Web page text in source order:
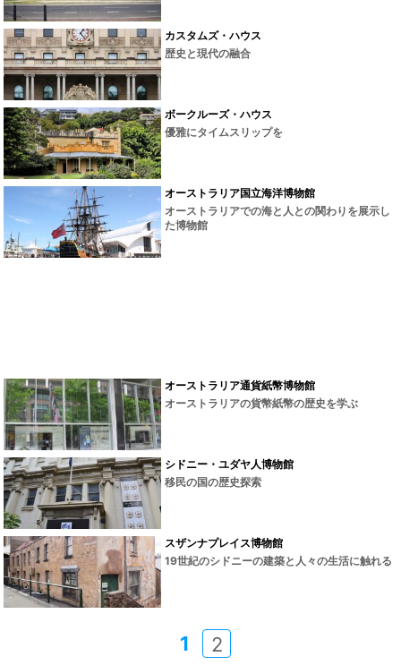
カスタムズ・ハウス
歴史と現代の融合
ボークルーズ・ハウス
優雅にタイムスリップを
オーストラリア国立海洋博物館
オーストラリアでの海と人との関わりを展示し
た博物館
オーストラリア通貨紙幣博物館
オーストラリアの貨幣紙幣の歴史を学ぶ
シドニー・ユダヤ人博物館
移民の国の歴史探索
スザンナプレイス博物館
19世紀のシドニーの建築と人々の生活に触れる
1 2